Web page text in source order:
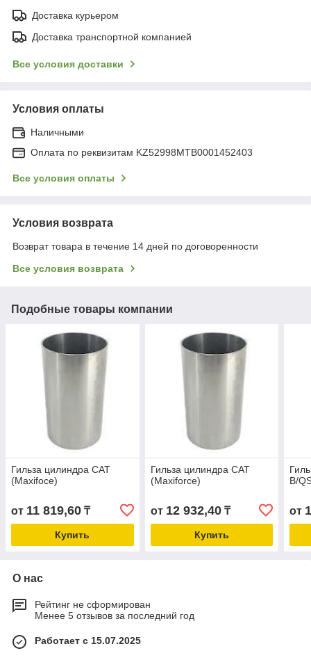
Доставка курьером
Доставка транспортной компанией
Все условия доставки
Условия оплаты
Наличными
Оплата по реквизитам KZ52998MTB0001452403
Все условия оплаты
Условия возврата
Возврат товара в течение 14 дней по договоренности
Все условия возврата
Подобные товары компании
Гильза цилиндра CAT
(Maxifoce)
от 11 819,60 ₸
Купить
Гильза цилиндра CAT
(Maxiforce)
от 12 932,40₸
Купить
B/
от
О нас
Рейтинг не сформирован
Менее 5 отзывов за последний год
Работает с 15.07.2025